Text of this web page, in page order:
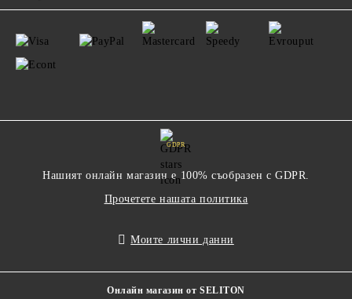
GDPR
Нашият онлайн магазин е 100% съобразен с GDPR.
Прочетете нашата политика
Моите лични данни
Онлайн магазин от SELITON